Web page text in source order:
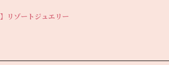
リゾートジュエリー